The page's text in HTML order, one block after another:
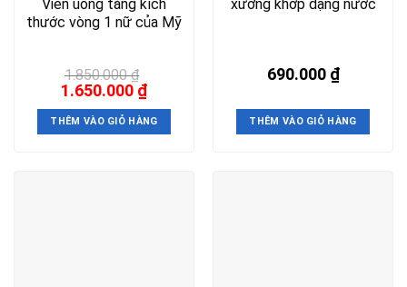
Viên uống tăng kích
thước vòng 1 nữ của Mỹ
1.850.000₫
Giá
gốc
là:
1.850.000 ₫.
1.650.000 ₫Giá
hiện
tại
là:
THÊM VÀO GIỎ HÀNG
xương khớp dạng nước
690.000 ₫
THÊM VÀO GIỎ HÀNG